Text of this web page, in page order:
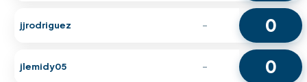
jjrodriguez - 0
jlemidy05 - 0